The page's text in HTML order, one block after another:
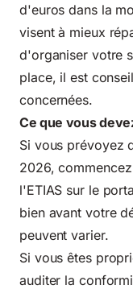
d'euros dans la
visent à mieux
d'organiser votre
place, il est
concernées.
Ce que vous
Si vous prévoyez
2026,
l'ETIAS sur le
bien avant votre
peuvent varier.
Si vous êtes
auditer la